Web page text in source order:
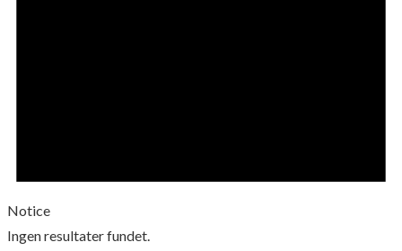
Notice
Ingen resultater fundet.